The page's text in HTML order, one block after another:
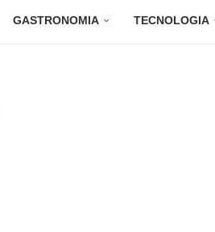
GASTRONOMIA TECNOLOGIA